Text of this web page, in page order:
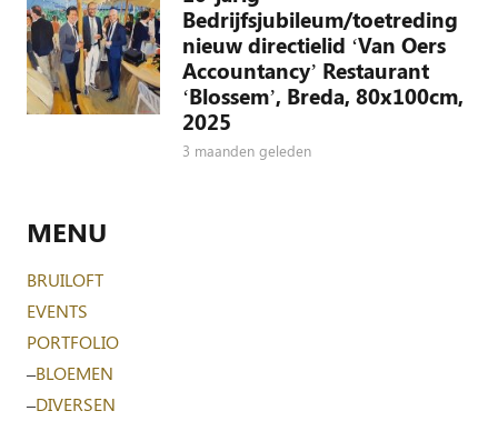
Bedrijfsjubileum/toetreding
nieuw directielid ‘Van Oers
Accountancy’ Restaurant
‘Blossem’, Breda, 80x100cm,
2025
3 maanden geleden
MENU
BRUILOFT
EVENTS
PORTFOLIO
–BLOEMEN
–DIVERSEN